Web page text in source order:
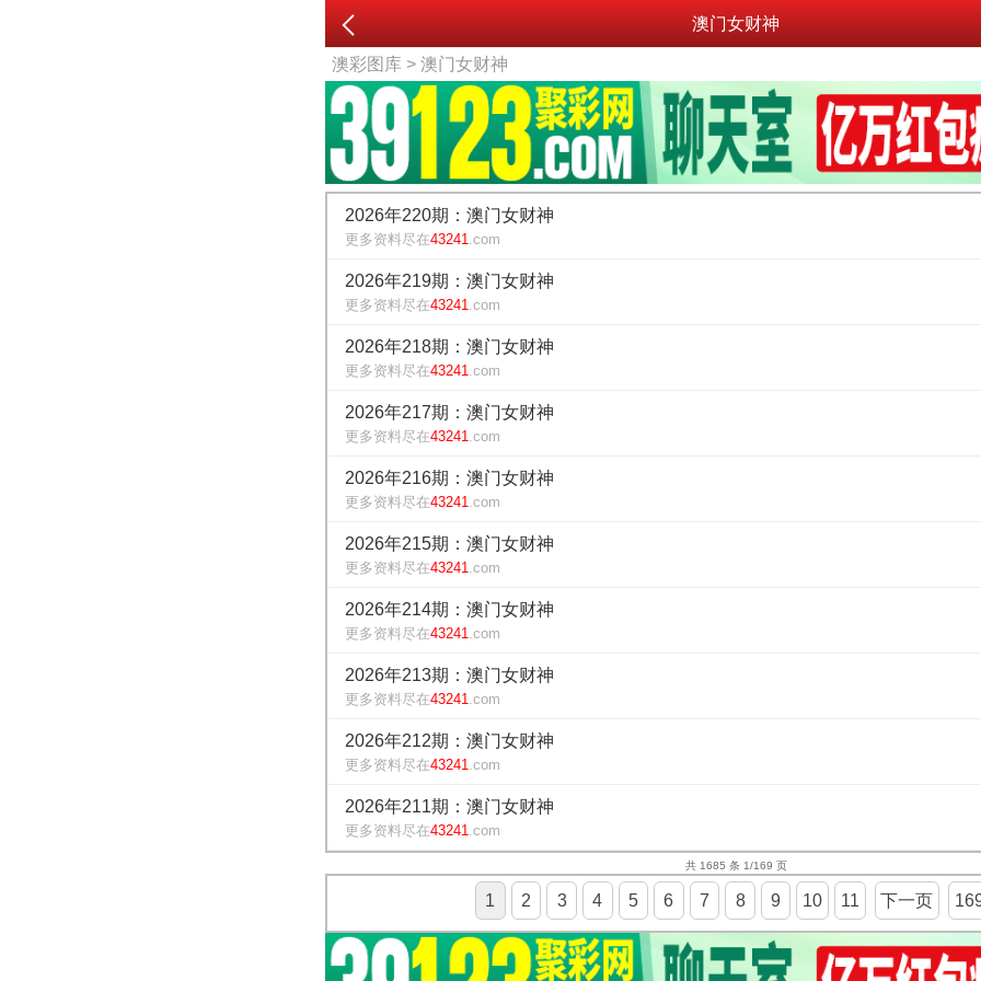
澳门女财神
澳彩图库 > 澳门女财神
2026年220期：澳门女财神
更多资料尽在43241.com
2026年219期：澳门女财神
更多资料尽在43241.com
2026年218期：澳门女财神
更多资料尽在43241.com
2026年217期：澳门女财神
更多资料尽在43241.com
2026年216期：澳门女财神
更多资料尽在43241.com
2026年215期：澳门女财神
更多资料尽在43241.com
2026年214期：澳门女财神
更多资料尽在43241.com
2026年213期：澳门女财神
更多资料尽在43241.com
2026年212期：澳门女财神
更多资料尽在43241.com
2026年211期：澳门女财神
更多资料尽在43241.com
共 1685 条 1/169 页
1 2 3 4 5 6 7 8 9 10 11 下一页